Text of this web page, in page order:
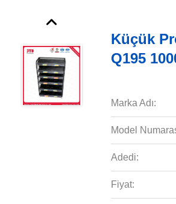
Küçük
Q195
Marka Adı:
Model
Adedi:
Fiyat: